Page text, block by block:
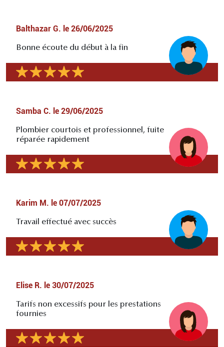
Balthazar G. le 26/06/2025
Bonne écoute du début à la fin
Samba C. le 29/06/2025
Plombier courtois et professionnel, fuite
réparée rapidement
Karim M. le 07/07/2025
Travail effectué avec succès
Elise R. le 30/07/2025
Tarifs non excessifs pour les prestations
fournies